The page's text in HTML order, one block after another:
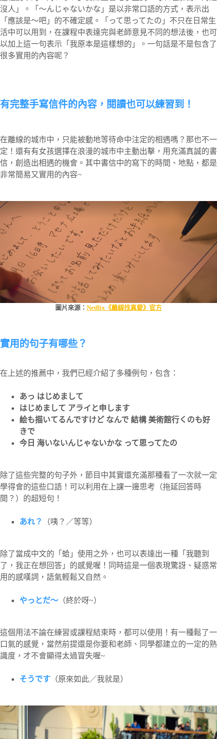
沒人」。「～んじゃないかな」是以非常口語的方式，表示出
「應該是～吧」的不確定感。「って思ってたの」不只在日常生
活中可以用到，在課程中表達完與老師意見不同的想法後，也可
以加上這一句表示「我原本是這樣想的」。一句話是不是包含了
很多實用的內容呢？
有完整手寫信件的內容，閱讀也可以練習到！
在離線的城市中，只能被動地等待命中注定的相遇嗎？那也不一
定！還有有女孩選擇在浪漫的城市中主動出擊，用充滿真誠的書
信，創造出相遇的機會。其中書信中的寫下的時間、地點，都是
非常簡易又實用的內容~
圖片來源： Netflix 《離線找真愛》 官方
實用的句子有哪些？
在上述的推薦中，我們已經介紹了多種例句，包含：
あっ はじめまして
はじめまして アライと申します
絵も描いてるんですけど なんで 結構 美術館行くのも好
きで
今日 海いないんじゃないかな って思ってたの
除了這些完整的句子外，節目中其實還充滿那種看了一次就一定
學得會的這些口語！可以利用在上課一邊思考（拖延回答時
間？）的超短句！
あれ？ （咦？／等等）
除了當成中文的「蛤」使用之外，也可以表達出一種「我聽到
了，我正在想回答」的感覺喔！同時這是一個表現驚訝、疑惑常
用的感嘆詞，語氣輕鬆又自然。
やっとだ〜 （終於呀~）
這個用法不論在練習或課程結束時，都可以使用！有一種鬆了一
口氣的感覺，當然前提還是你要和老師、同學都建立的一定的熟
識度，才不會顯得太過冒失喔~
そうです （原來如此／我就是）